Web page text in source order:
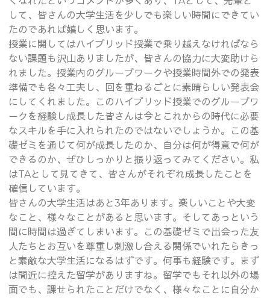
して、皆さんの大学生活を少しでも楽しい時間にできてい
たのであれば嬉しく思います。
授業に関してはハイブリッド授業で乗り越えなければなら
ない課題も沢山ありましたが、皆さんの協力に大変助けら
れました。授業内のグループワークや授業時間外での発表
準備でも各々工夫し、回を重ねるごとに素晴らしい発表会
にしてくれました。このハイブリッド授業でのグループワ
ークを経験し成長した皆さんは今とこれからの時代に必要
なスキルを手に入れられたのではないでしょうか。この基
礎ゼミを通じて何が成長したのか、自分は何が得意で何が
できるのか、ぜひしっかりと振り返ってみてください。私
はTAとして見てきて、皆さんがそれぞれ成長したことを
確信しています。
皆さんの大学生活はあと3年あります。楽しいことや大変
なこと、様々なことがあると思います。そしてあっという
間に時間は過ぎてしまいます。この基礎ゼミで出会った友
人たちとお互いを尊重し刺激し合える関係でいれたらきっ
と素敵な大学生活になるはずです。何事も経験です。まず
は間近に控えた留学がありますね。留学でもそれ以外の場
面でも、課せられたことだけでなく、様々なことに自分か